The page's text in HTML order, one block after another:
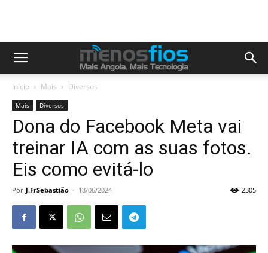
Início Mais Diversos
Mais Diversos
Dona do Facebook Meta vai
treinar IA com as suas fotos.
Eis como evitá-lo
Por J.FrSebastião - 18/06/2024 2305